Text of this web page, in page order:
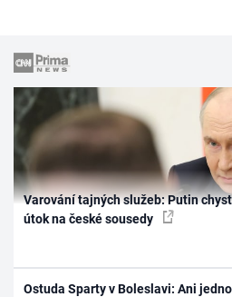
Varování tajných služeb: Putin
útok na české sousedy
Ostuda Sparty v Boleslavi: Ani